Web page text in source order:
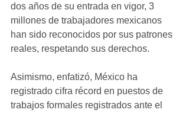
dos años de su entrada en vigor, 3
millones de trabajadores mexicanos
han sido reconocidos por sus patrones
reales, respetando sus derechos.
Asimismo, enfatizó, México ha
registrado cifra récord en puestos de
trabajos formales registrados ante el